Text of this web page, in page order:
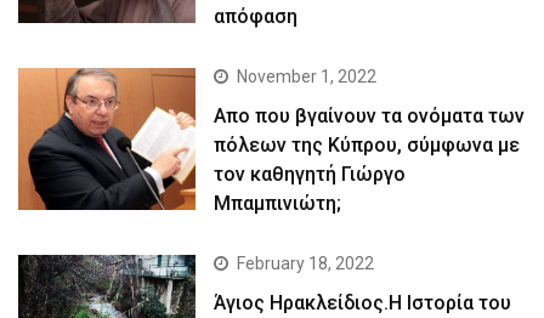
απόφαση
November 1, 2022
Απο που βγαίνουν τα ονόματα των
πόλεων της Κύπρου, σύμφωνα με
τον καθηγητή Γιώργο
Μπαμπινιώτη;
February 18, 2022
Άγιος Ηρακλείδιος.Η Ιστορία του